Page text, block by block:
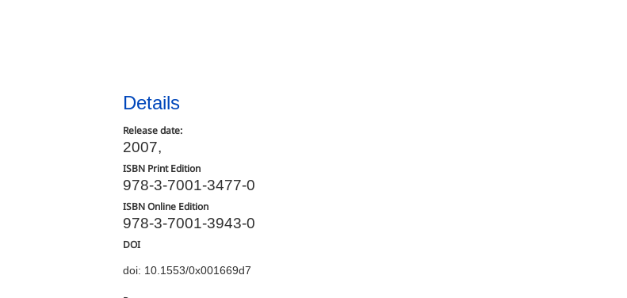
Details
Release date:
2007,
ISBN Print Edition
978-3-7001-3477-0
ISBN Online Edition
978-3-7001-3943-0
DOI
doi: 10.1553/0x001669d7